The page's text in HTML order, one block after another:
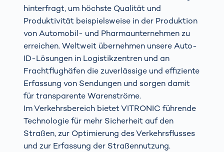
hinterfragt, um höchste Qualität und
Produktivität beispielsweise in der Produktion
von Automobil- und Pharmaunternehmen zu
erreichen. Weltweit übernehmen unsere Auto-
ID-Lösungen in Logistikzentren und an
Frachtflughäfen die zuverlässige und effiziente
Erfassung von Sendungen und sorgen damit
für transparente Warenströme.
Im Verkehrsbereich bietet VITRONIC führende
Technologie für mehr Sicherheit auf den
Straßen, zur Optimierung des Verkehrsflusses
und zur Erfassung der Straßennutzung.